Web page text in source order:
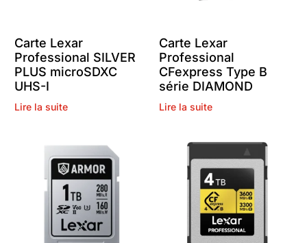
Carte Lexar
Professional SILVER
PLUS microSDXC
UHS-I
Lire la suite
Carte Lexar
Professional
CFexpress Type B
série DIAMOND
Lire la suite